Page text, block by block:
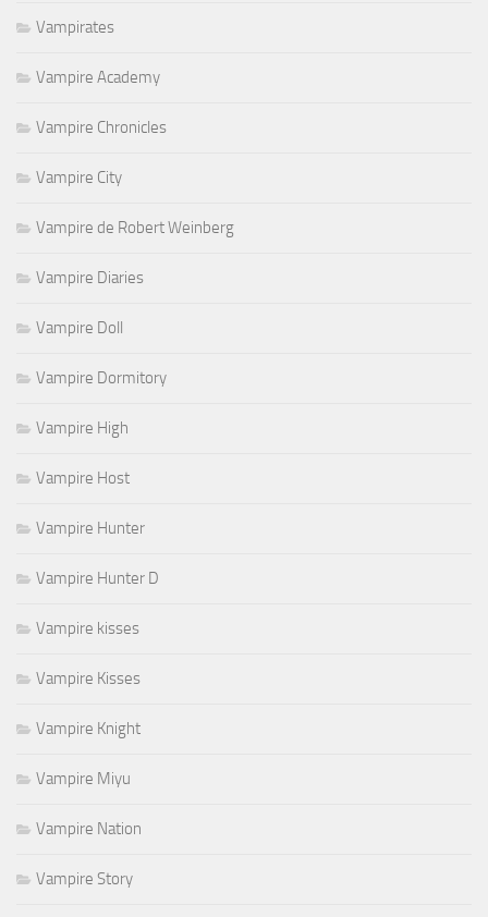
Vampirates
Vampire Academy
Vampire Chronicles
Vampire City
Vampire de Robert Weinberg
Vampire Diaries
Vampire Doll
Vampire Dormitory
Vampire High
Vampire Host
Vampire Hunter
Vampire Hunter D
Vampire kisses
Vampire Kisses
Vampire Knight
Vampire Miyu
Vampire Nation
Vampire Story